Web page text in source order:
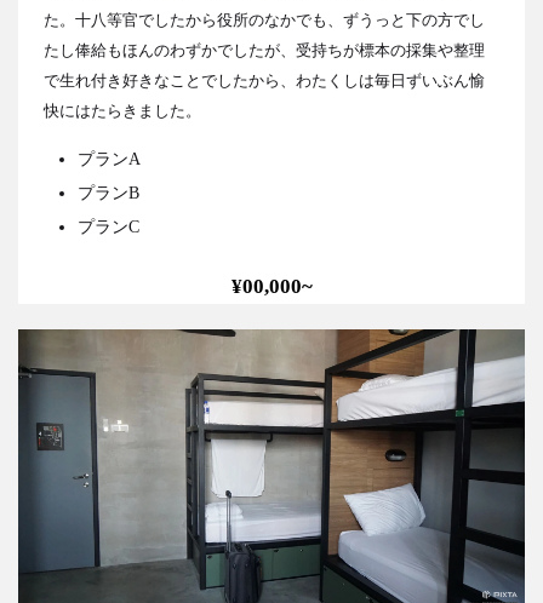
た。十八等官でしたから役所のなかでも、ずうっと下の方でし
たし俸給もほんのわずかでしたが、受持ちが標本の採集や整理
で生れ付き好きなことでしたから、わたくしは毎日ずいぶん愉
快にはたらきました。
プランA
プランB
プランC
¥00,000~